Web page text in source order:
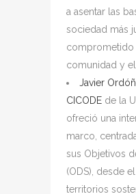
a asentar las
sociedad más
comprometido
comunidad y
Javier
CICODE de la
ofreció una
marco,
sus Objetivos
(ODS), desde
territorios